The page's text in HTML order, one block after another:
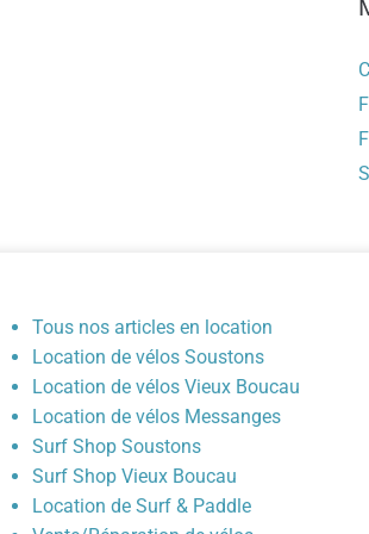
Tous nos articles en location
Location de vélos Soustons
Location de vélos Vieux Boucau
Location de vélos Messanges
Surf Shop Soustons
Surf Shop Vieux Boucau
Location de Surf & Paddle